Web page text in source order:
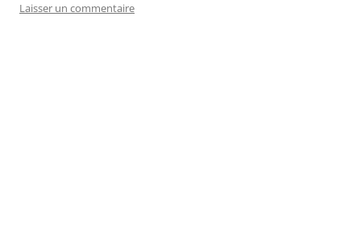
Laisser un commentaire